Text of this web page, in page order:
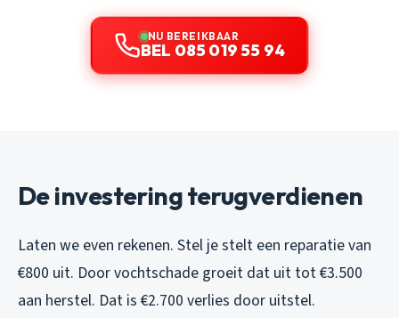
NU BEREIKBAAR
BEL 085 019 55 94
De investering terugverdienen
Laten we even rekenen. Stel je stelt een reparatie van
€800 uit. Door vochtschade groeit dat uit tot €3.500
aan herstel. Dat is €2.700 verlies door uitstel.